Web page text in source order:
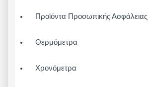
Προϊόντα Προσωπικής Ασφάλειας
Θερμόμετρα
Χρονόμετρα